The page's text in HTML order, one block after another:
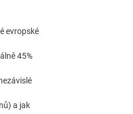
evropské
45%
a jak